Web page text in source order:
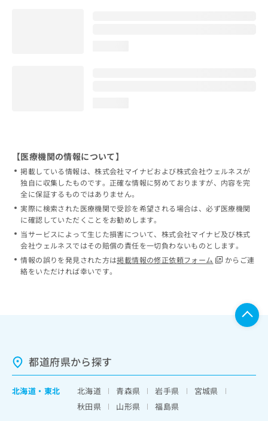
【医療機関の情報について】
掲載している情報は、株式会社マイナビおよび株式会社ウェルネスが
独自に収集したものです。正確な情報に努めておりますが、内容を完
全に保証するものではありません。
実際に検索された医療機関で受診を希望される場合は、必ず医療機関
に確認していただくことをお勧めします。
当サービスによって生じた損害について、株式会社マイナビ及び株式
会社ウェルネスではその賠償の責任を一切負わないものとします。
情報の誤りを発見された方は掲載情報の修正依頼フォーム
からご連
絡をいただければ幸いです。
都道府県から探す
北海道 ・ 東北 北海道 青森県 岩手県
宮城県
秋田県
山形県
福島県